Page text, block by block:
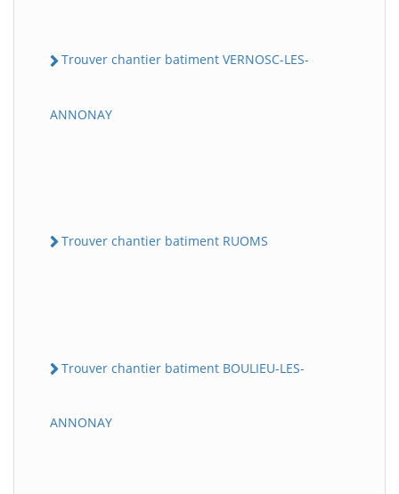
Trouver chantier batiment VERNOSC-LES-
ANNONAY
Trouver chantier batiment RUOMS
Trouver chantier batiment BOULIEU-LES-
ANNONAY